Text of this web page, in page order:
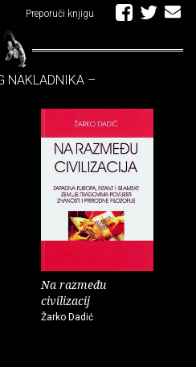
Preporuči knjigu
NAKLADNIKA –
Na razmeđu
civilizacij
Žarko Dadić